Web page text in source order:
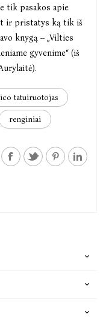
save, ir erudicija, ir
bei užčiuopimu.
vizualų pasakojimo
Bakšenskaitė –
atvirumu, kuris yra
Kristinos
plunksna. II ir III
apdovanos savo
tik pasakos apie
ir pristatys ką tik iš
knygą – „Vilties
gyvenime“ (iš
tatuiruotojas
renginiai